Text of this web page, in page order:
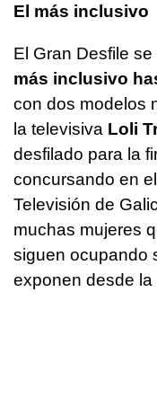
El más inclusivo
El Gran Desfile
más inclusivo
con dos modelos
la televisiva Loli
desfilado para la
concursando en
Televisión de
muchas mujeres
siguen ocupando
exponen desde la